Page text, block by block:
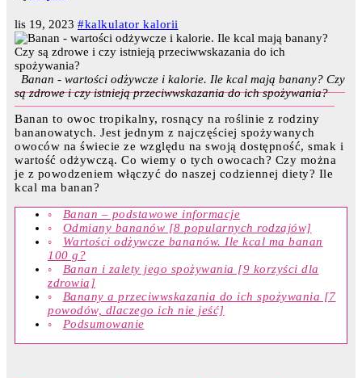
lis 19, 2023 #kalkulator kalorii
Banan - wartości odżywcze i kalorie. Ile kcal mają banany? Czy
są zdrowe i czy istnieją przeciwwskazania do ich spożywania?
Banan to owoc tropikalny, rosnący na roślinie z rodziny
bananowatych. Jest jednym z najczęściej spożywanych
owoców na świecie ze względu na swoją dostępność, smak i
wartość odżywczą. Co wiemy o tych owocach? Czy można
je z powodzeniem włączyć do naszej codziennej diety? Ile
kcal ma banan?
Banan – podstawowe informacje
Odmiany bananów [8 popularnych rodzajów]
Wartości odżywcze bananów. Ile kcal ma banan
100 g?
Banan i zalety jego spożywania [9 korzyści dla
zdrowia]
Banany a przeciwwskazania do ich spożywania [7
powodów, dlaczego ich nie jeść]
Podsumowanie